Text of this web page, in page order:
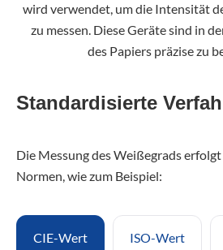
wird verwendet, um die Intensität
zu messen. Diese Geräte sind in
des Papiers präzise zu
Standardisierte
Die Messung des Weißegrads
Normen, wie zum Beispiel:
CIE-Wert ISO-Wert